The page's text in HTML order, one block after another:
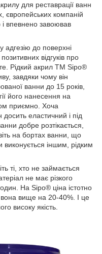
для реставрації ванн
європейських компаній
впевнено завоював
адгезію до поверхні
відгуків про
Рідкий акрил ТМ Sipo®
завдяки чому він
ванни до 15 років,
його нанесення на
приємно. Хоча
еластичний і під
добре розтікається,
на бортах ванни, що
виконується іншим, рідким
ті, хто не займається
не має різкого
На Sipo® ціна істотно
вона вище на 20-40%. І це
високу якість.